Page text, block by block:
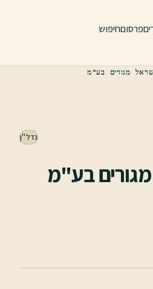
פרסוםחיפוש
מגורים בע"מ
נדל"ן
בע"מ